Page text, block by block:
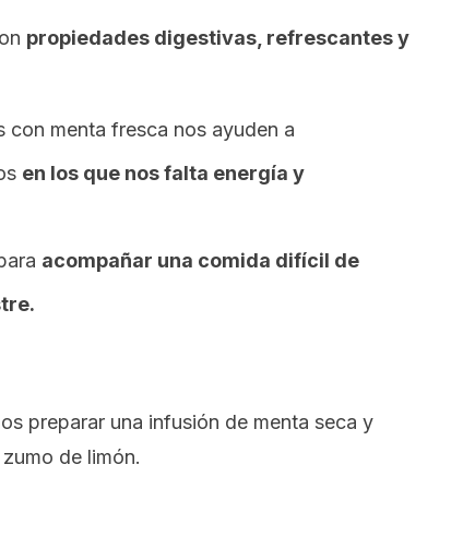
propiedades digestivas, refrescantes y
con menta fresca nos ayuden a
en los que nos falta energía y
acompañar una comida difícil de
preparar una infusión de menta seca y
de limón.